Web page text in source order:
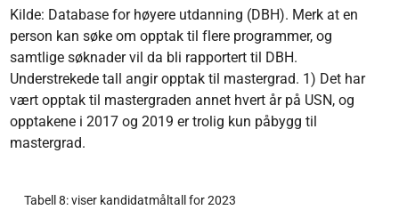
Kilde: Database for høyere utdanning (DBH). Merk at en
person kan søke om opptak til flere programmer, og
samtlige søknader vil da bli rapportert til DBH.
Understrekede tall angir opptak til mastergrad. 1) Det har
vært opptak til mastergraden annet hvert år på USN, og
opptakene i 2017 og 2019 er trolig kun påbygg til
mastergrad.
Tabell 8: viser kandidatmåltall for 2023